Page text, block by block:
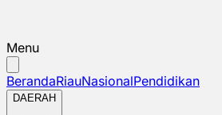
Menu
BerandaRiauNasionalPendidikan
DAERAH